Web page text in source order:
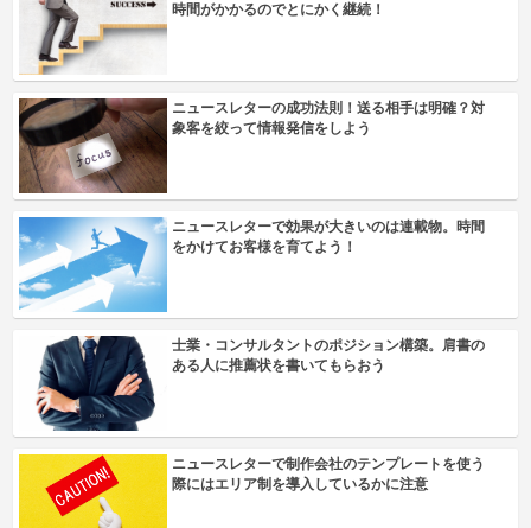
時間がかかるのでとにかく継続！
ニュースレターの成功法則！送る相手は明確？対
象客を絞って情報発信をしよう
ニュースレターで効果が大きいのは連載物。時間
をかけてお客様を育てよう！
士業・コンサルタントのポジション構築。肩書の
ある人に推薦状を書いてもらおう
ニュースレターで制作会社のテンプレートを使う
際にはエリア制を導入しているかに注意